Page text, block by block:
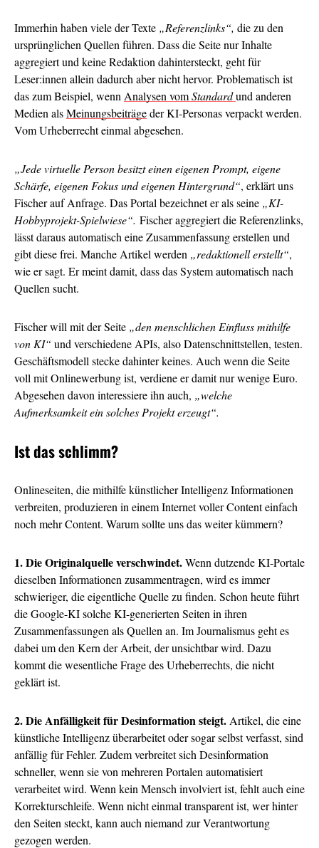
Immerhin haben viele der Texte „Referenzlinks“, die zu den
ursprünglichen Quellen führen. Dass die Seite nur Inhalte
aggregiert und keine Redaktion dahintersteckt, geht für
Leser:innen allein dadurch aber nicht hervor. Problematisch ist
das zum Beispiel, wenn Analysen vomStandardund anderen
Medien alsMeinungsbeiträgeder KI-Personas verpackt werden.
Vom Urheberrecht einmal abgesehen.
„Jede virtuelle Person besitzt einen eigenen Prompt, eigene
Schärfe, eigenen Fokus und eigenen Hintergrund“, erklärt uns
Fischer auf Anfrage. Das Portal bezeichnet er als seine „KI-
Hobbyprojekt-Spielwiese“. Fischer aggregiert die Referenzlinks,
lässt daraus automatisch eine Zusammenfassung erstellen und
gibt diese frei. Manche Artikel werden „redaktionell erstellt“,
wie er sagt. Er meint damit, dass das System automatisch nach
Quellen sucht.
Fischer will mit der Seite „den menschlichen Einfluss mithilfe
von KI“ und verschiedene APIs, also Datenschnittstellen, testen.
Geschäftsmodell stecke dahinter keines. Auch wenn die Seite
voll mit Onlinewerbung ist, verdiene er damit nur wenige Euro.
Abgesehen davon interessiere ihn auch, „welche
Aufmerksamkeit ein solches Projekt erzeugt“.
Ist das schlimm?
Onlineseiten, die mithilfe künstlicher Intelligenz Informationen
verbreiten, produzieren in einem Internet voller Content einfach
noch mehr Content. Warum sollte uns das weiter kümmern?
1. Die Originalquelle verschwindet.Wenn dutzende KI-Portale
dieselben Informationen zusammentragen, wird es immer
schwieriger, die eigentliche Quelle zu finden. Schon heute führt
die Google-KI solche KI-generierten Seiten in ihren
Zusammenfassungen als Quellen an. Im Journalismus geht es
dabei um den Kern der Arbeit, der unsichtbar wird. Dazu
kommt die wesentliche Frage des Urheberrechts, die nicht
geklärt ist.
2. Die Anfälligkeit für Desinformation steigt. Artikel, die eine
künstliche Intelligenz überarbeitet oder sogar selbst verfasst, sind
anfällig für Fehler. Zudem verbreitet sich Desinformation
schneller, wenn sie von mehreren Portalen automatisiert
verarbeitet wird. Wenn kein Mensch involviert ist, fehlt auch eine
Korrekturschleife. Wenn nicht einmal transparent ist, wer hinter
den Seiten steckt, kann auch niemand zur Verantwortung
gezogen werden.